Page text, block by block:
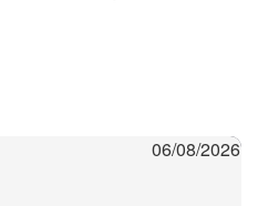
06/08/2026